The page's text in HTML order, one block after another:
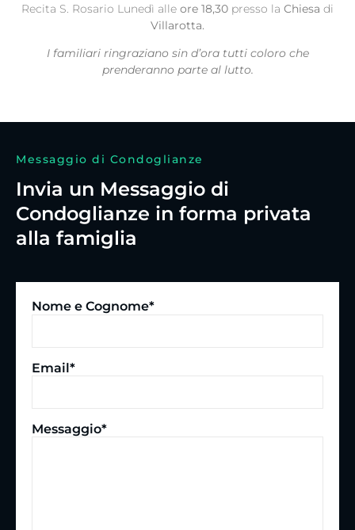
Recita S. Rosario Lunedì alle ore 18,30 presso la Chiesa di
Villarotta.
I familiari ringraziano sin d’ora tutti coloro che
prenderanno parte al lutto.
Messaggio di Condoglianze
Invia un Messaggio di
Condoglianze in forma privata
alla famiglia
Nome e Cognome*
Email*
Messaggio*